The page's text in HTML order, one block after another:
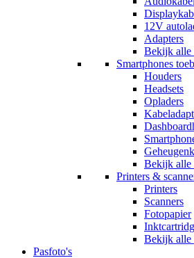
12V
Adapters
Bekijk alle
Smartphones
Houders
Headsets
Opladers
Bekijk alle
Printers &
Printers
Scanners
Fotopapier
Bekijk alle
Pasfoto's